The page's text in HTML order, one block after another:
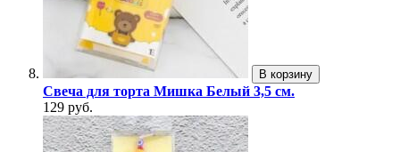
В корзину
Свеча для торта Мишка Белый 3,5 см.
129 руб.